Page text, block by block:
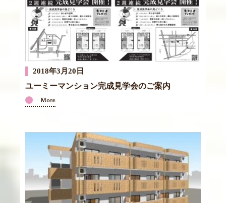
2018年3月20日
ユーミーマンション完成見学会のご案内